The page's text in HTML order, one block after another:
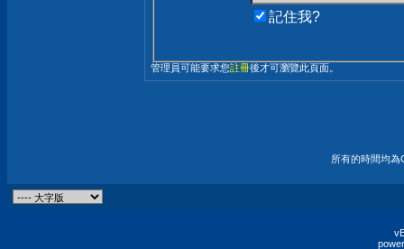
記住我?
管理員可能要求您註冊後才可瀏覽此頁面。
所有的時間均為